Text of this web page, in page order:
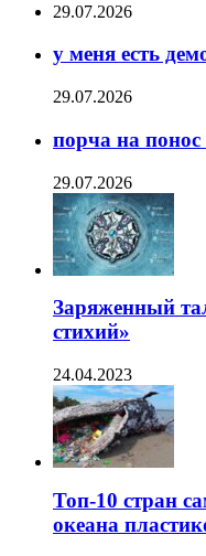
29.07.2026
у меня есть
29.07.2026
порча на
29.07.2026
Заряженный
стихий»
24.04.2023
Топ-10 стран
океана